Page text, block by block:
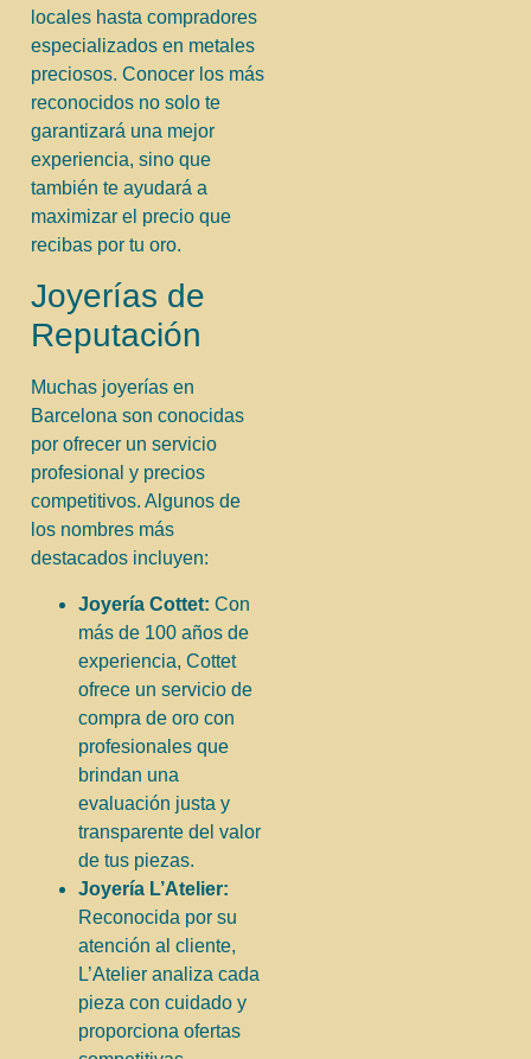
locales hasta compradores
especializados en metales
preciosos. Conocer los más
reconocidos no solo te
garantizará una mejor
experiencia, sino que
también te ayudará a
maximizar el precio que
recibas por tu oro.
Joyerías de
Reputación
Muchas joyerías en
Barcelona son conocidas
por ofrecer un servicio
profesional y precios
competitivos. Algunos de
los nombres más
destacados incluyen:
Joyería Cottet: Con
más de 100 años de
experiencia, Cottet
ofrece un servicio de
compra de oro con
profesionales que
brindan una
evaluación justa y
transparente del valor
de tus piezas.
Joyería L’Atelier:
Reconocida por su
atención al cliente,
L’Atelier analiza cada
pieza con cuidado y
proporciona ofertas